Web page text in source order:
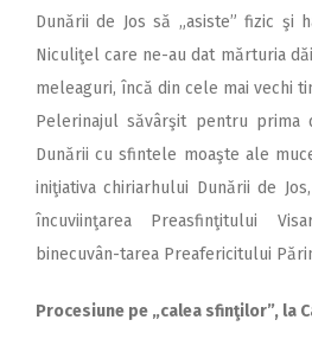
Dunării de Jos să „asiste” fizic şi
Niculiţel care ne-au dat mărturia
meleaguri, încă din cele mai vechi
Pelerinajul săvârşit pentru
Dunării cu sfintele moaşte ale
iniţiativa chiriarhului Dunării de
încuviinţarea Preasfinţitului
binecuvân-tarea Preafericitului
Procesiune pe „calea sfinţilor”, la